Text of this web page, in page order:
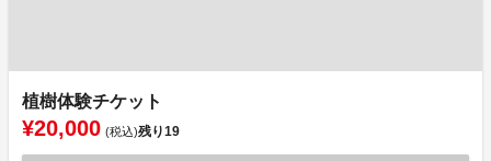
植樹体験チケット
¥20,000 (税込)残り19